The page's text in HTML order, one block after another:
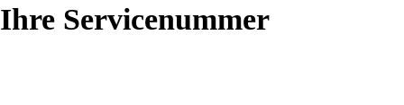
Ihre Servicenummer